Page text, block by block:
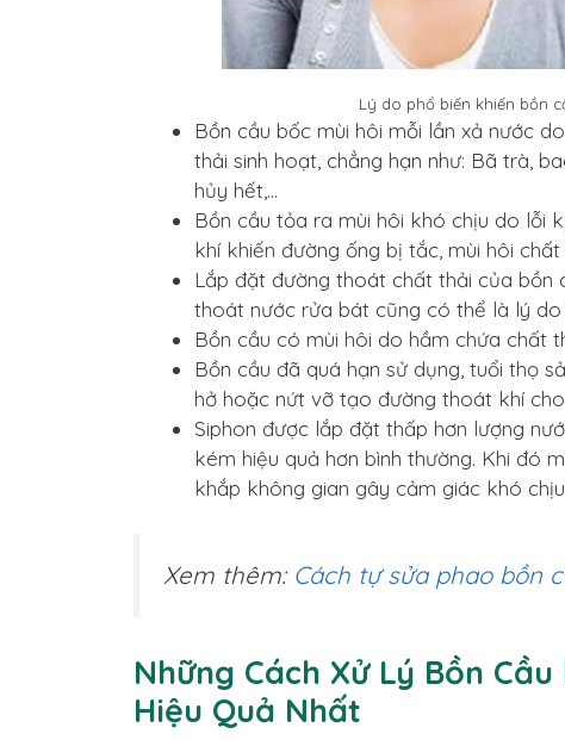
Lý do phổ biến khiến bồn
Bồn cầu bốc mùi hôi mỗi lần xả nước
thải sinh hoạt, chẳng hạn như: Bã trà,
hủy hết,…
Bồn cầu tỏa ra mùi hôi khó chịu do lỗi
khí khiến đường ống bị tắc, mùi hôi
Lắp đặt đường thoát chất thải của bồn
thoát nước rửa bát cũng có thể là lý
Bồn cầu có mùi hôi do hầm chứa chất
Bồn cầu đã quá hạn sử dụng, tuổi thọ
hở hoặc nứt vỡ tạo đường thoát khí
Siphon được lắp đặt thấp hơn lượng
kém hiệu quả hơn bình thường. Khi đó
khắp không gian gây cảm giác khó
Xem thêm: Cách tự sửa phao bồn
Những Cách Xử Lý Bồn
Hiệu Quả Nhất